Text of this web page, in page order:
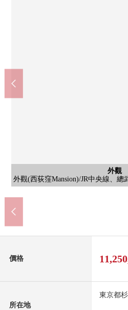
外觀
外觀(西荻窪Mansion)/JR中央線、
外觀
外觀(西荻窪Mansion)/JR中央線、總
窪"車站步行
荻窪站(JR中央線、東京地鐵
西荻窪站(JR東日本中
Lumine荻窪(約
小Coop西荻店(
懷斯市場西荻窪商
MINISTOP南荻窪3丁
杉並區立桃井空地
杉並區立荻窪中
杉並區立桃井第3
價格
所在地
東京都